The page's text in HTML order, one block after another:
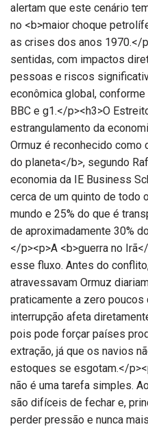
alertam que este cenário
no <b>maior choque
as crises dos anos 1970.</
sentidas, com impactos
pessoas e riscos
econômica global,
BBC e g1.</p><h3>O
estrangulamento da
Ormuz é reconhecido como
do planeta</b>, segundo
economia da IE Business
cerca de um quinto de todo
mundo e 25% do que é
de aproximadamente 30%
</p><p>A <b>guerra no
esse fluxo. Antes do
atravessavam Ormuz
praticamente a zero
interrupção afeta
pois pode forçar países
extração, já que os navios
estoques se esgotam.</
não é uma tarefa simples.
são difíceis de fechar e,
perder pressão e nunca